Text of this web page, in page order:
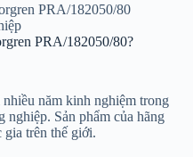
PRA/182050/80
PRA/182050/80?
năm kinh nghiệm trong
Sản phẩm của hãng
gia trên thế giới.